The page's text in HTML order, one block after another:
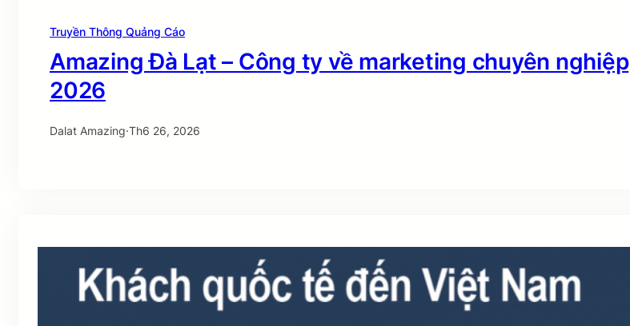
Truyền Thông Quảng Cáo
Amazing Đà Lạt – Công ty về marketing chuyên nghiệp
2026
Dalat Amazing·Th6 26, 2026